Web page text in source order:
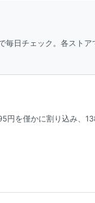
日チェック。各スト
円を僅かに割り込み、